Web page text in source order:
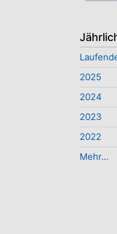
2025
2024
2023
2022
Mehr...